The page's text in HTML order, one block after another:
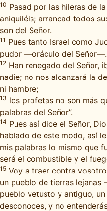
10 Pasad por las hileras de
aniquiléis; arrancad todos
son del Señor.
11 Pues tanto Israel como
pudor —oráculo del Señor—.
12 Han renegado del Señor,
nadie; no nos alcanzará la
ni hambre;
13 los profetas no son más
palabras del Señor”.
14 Pues así dice el Señor,
hablado de este modo, así
mis palabras lo mismo que
será el combustible y el
15 Voy a traer contra
un pueblo de tierras
pueblo vetusto y antiguo,
desconoces, y no